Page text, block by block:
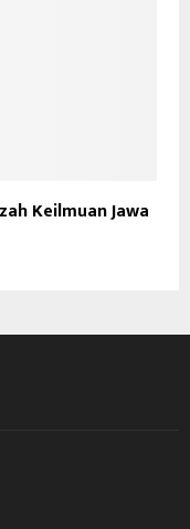
Keilmuan Jawa